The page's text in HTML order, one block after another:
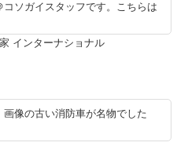
ソガイスタッフです。こちらは
インターナショナル
像の古い消防車が名物でした